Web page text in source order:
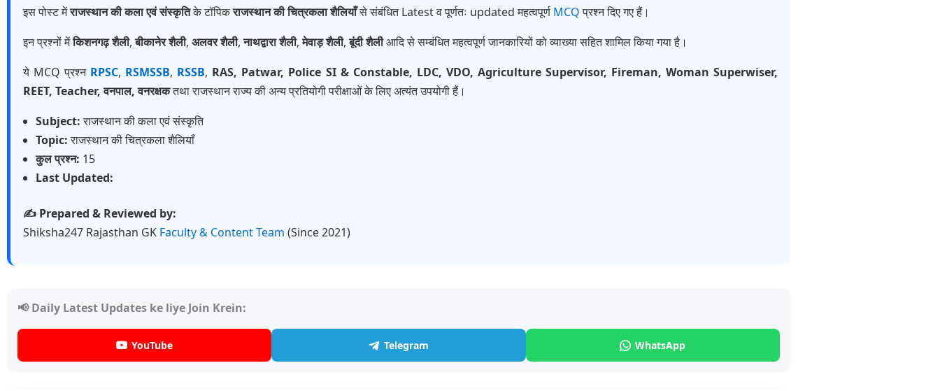
इस पोस्ट मेंराजस्थान की कला एवं संस्कृतिके टॉपिकराजस्थान की चित्रकला शैलियाँसे संबंधित Latest व पूर्णतः updated महत्वपूर्ण MCQप्रश्न दिए गए हैं।
इन प्रश्नों मेंकिशनगढ़ शैली,बीकानेर शैली, अलवर शैली,नाथद्वारा शैली,मेवाड़ शैली,बूंदी शैलीआदि से सम्बंधित महत्वपूर्ण जानकारियों को व्याख्या सहित शामिल किया गया है।
ये MCQ प्रश्न RPSC, RSMSSB, RSSB, RAS, Patwar, Police SI & Constable, LDC, VDO, Agriculture Supervisor, Fireman, Woman Superwiser,
REET, Teacher, वनपाल, वनरक्षकतथा राजस्थान राज्य की अन्य प्रतियोगी परीक्षाओं के लिए अत्यंत उपयोगी हैं।
Subject:राजस्थान की कला एवं संस्कृति
Topic:राजस्थान की चित्रकला शैलियाँ
कुल प्रश्न: 15
Last Updated:
✍️ Prepared & Reviewed by:
Shiksha247 Rajasthan GK Faculty & Content Team (Since 2021)
📢 Daily Latest Updates ke liye Join Krein:
YouTube Telegram WhatsApp